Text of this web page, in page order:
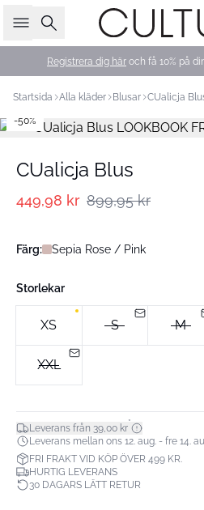
Sök
Registrera dig här och få 10% på
Startsida Alla kläder Blusar CUalicja
-50%
CUalicja Blus
449,98 kr 899,95 kr
Färg: Sepia Rose / Pink
Storlekar
XS S M
XXL
Leverans från 39,00 kr*
Leverans mellan ons 12. aug. - fre 14.
FRI FRAKT VID KÖP ÖVER 499 KR.
HURTIG LEVERANS
30 DAGARS LÄTT RETUR